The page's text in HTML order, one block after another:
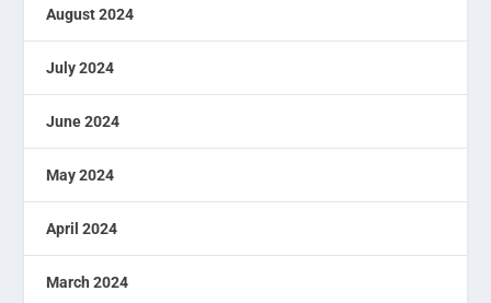
August 2024
July 2024
June 2024
May 2024
April 2024
March 2024